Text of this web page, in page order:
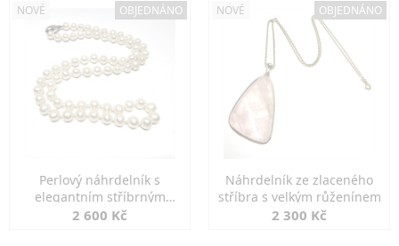
NOVÉ OBJEDNÁNO
Perlový náhrdelník s
elegantním stříbrným
zapínáním
2 600 Kč
NOVÉ OBJEDNÁNO
Náhrdelník ze zlaceného
stříbra s velkým růženínem
2 300 Kč